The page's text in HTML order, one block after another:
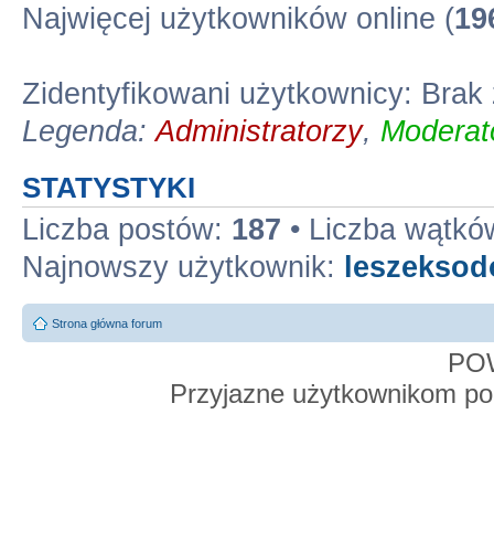
Najwięcej użytkowników online (
Zidentyfikowani użytkownicy:
Legenda:Administratorzy,
STATYSTYKI
Liczba postów: 187 • Liczba
Najnowszy użytkownik:
Strona główna forum
Przyjazne użytkownikom